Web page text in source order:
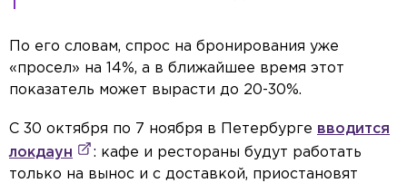
По его словам, спрос на бронирования уже
«просел» на 14%, а в ближайшее время этот
показатель может вырасти до 20-30%.
С 30 октября по 7 ноября в Петербурге вводится
локдаун
: кафе и рестораны будут работать
только на вынос и с доставкой, приостановят